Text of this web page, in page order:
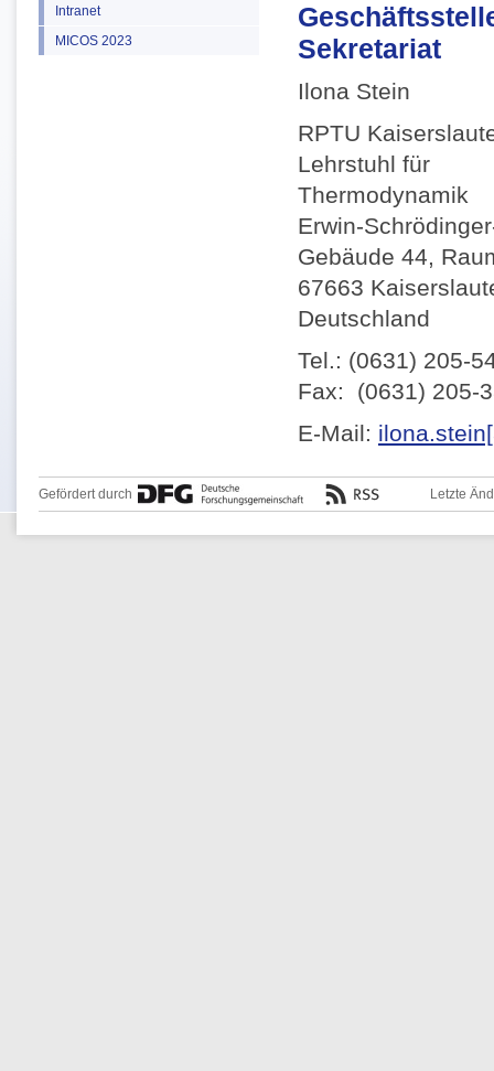
Intranet
MICOS 2023
Sekretariat
Ilona Stein
RPTU
Lehrstuhl für
Thermodynamik
Erwin-
Gebäude 44,
67663
Deutschland
Tel.: (0631) 205-
Fax: (0631) 205-
E-Mail:
Gefördert durch Letzte